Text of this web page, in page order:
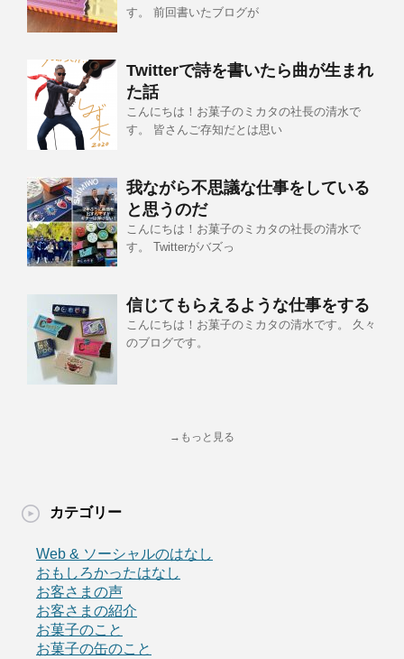
す。 前回書いたブログが
Twitterで詩を書いたら曲が生まれ
た話
こんにちは！お菓子のミカタの社長の清水で
す。 皆さんご存知だとは思い
我ながら不思議な仕事をしている
と思うのだ
こんにちは！お菓子のミカタの社長の清水で
す。 Twitterがバズっ
信じてもらえるような仕事をする
こんにちは！お菓子のミカタの清水です。 久々
のブログです。
→もっと見る
カテゴリー
Web & ソーシャルのはなし
おもしろかったはなし
お客さまの声
お客さまの紹介
お菓子のこと
お菓子の缶のこと